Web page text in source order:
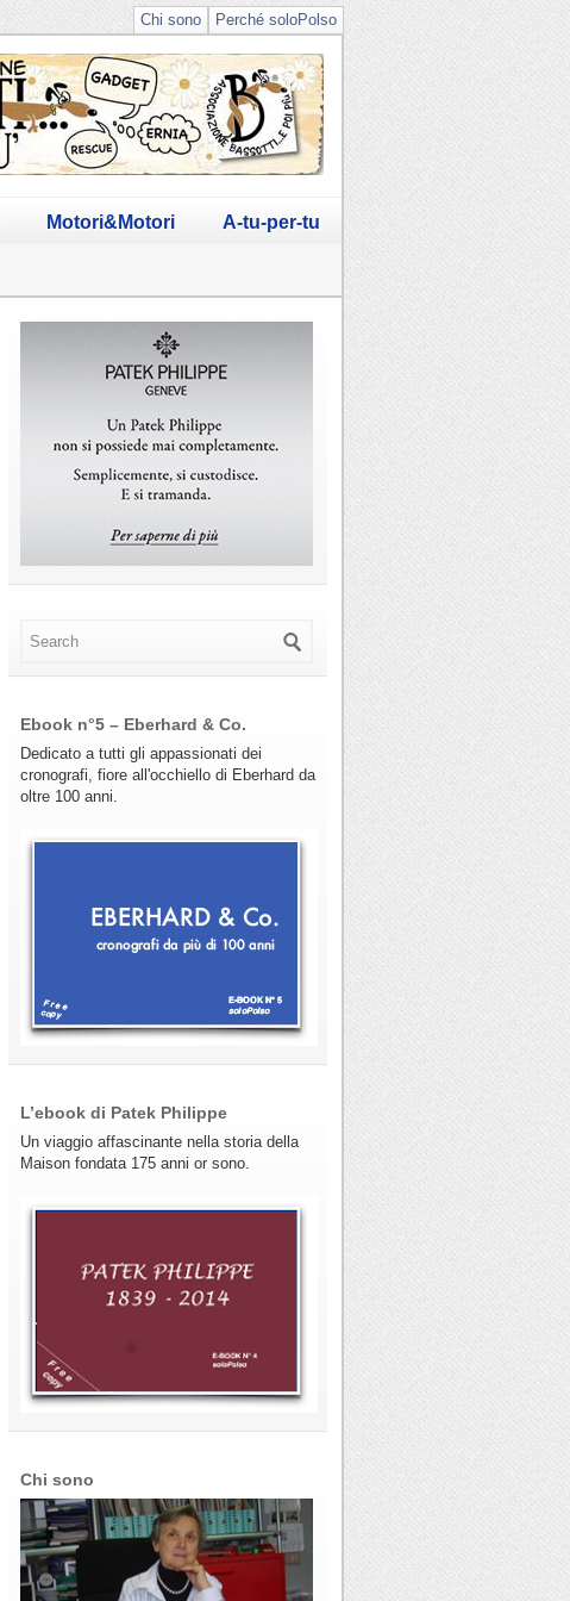
Perché soloPolso
Chi sono
Motori&Motori A-tu-per-tu
Ebook n°5 – Eberhard & Co.
Dedicato a tutti gli appassionati dei
cronografi, fiore all'occhiello di Eberhard da
oltre 100 anni.
L’ebook di Patek Philippe
Un viaggio affascinante nella storia della
Maison fondata 175 anni or sono.
Chi sono